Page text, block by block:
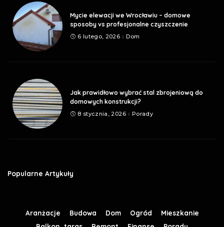
Mycie elewacji we Wrocławiu – domowe
sposoby vs profesjonalne czyszczenie
6 lutego, 2026 Dom
Jak prawidłowo wybrać stal zbrojeniową do
domowych konstrukcji?
8 stycznia, 2026 Porady
Popularne Artykuły
Aranżacje Budowa Dom Ogród
Mieszkanie